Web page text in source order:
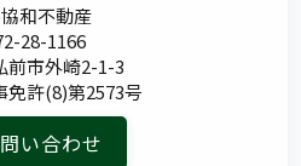
和不動産
28-1166
前市外崎2-1-3
免許(8)第2573号
い合わせ